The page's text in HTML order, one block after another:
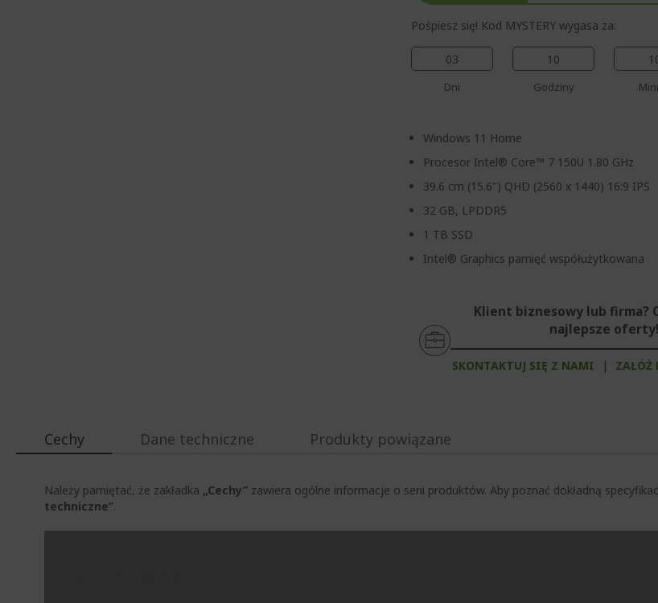
Pośpiesz się! Kod MYSTERY wygasa za:
03
Dni
10
Godziny
Windows 11 Home
Procesor Intel® Core™ 7 150U 1.80 GHz
39.6 cm (15.6") QHD (2560 x 1440) 16:9 IPS
32 GB, LPDDR5
1 TB SSD
Intel® Graphics pamięć współużytkowana
Klient biznesowy lub firma?
najlepsze oferty!
SKONTAKTUJ SIĘ Z NAMI | ZAŁÓŻ
Cechy
Należy pamiętać, że zakładka „Cechy” zawiera ogólne informacje o serii produktów. Aby poznać dokładną
techniczne”.
Dane techniczne Produkty powiązane